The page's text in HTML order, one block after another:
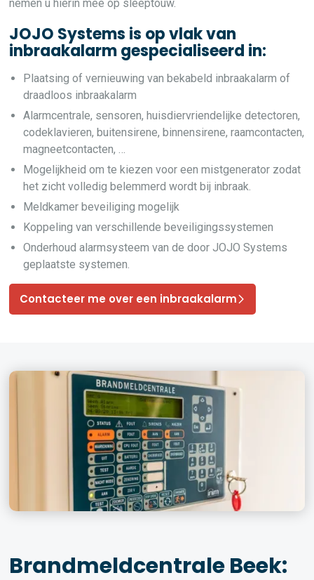
nemen u hierin mee op sleeptouw.
JOJO Systems is op vlak van
inbraakalarm gespecialiseerd in:
Plaatsing of vernieuwing van bekabeld inbraakalarm of
draadloos inbraakalarm
Alarmcentrale, sensoren, huisdiervriendelijke detectoren,
codeklavieren, buitensirene, binnensirene, raamcontacten,
magneetcontacten, …
Mogelijkheid om te kiezen voor een mistgenerator zodat
het zicht volledig belemmerd wordt bij inbraak.
Meldkamer beveiliging mogelijk
Koppeling van verschillende beveiligingssystemen
Onderhoud alarmsysteem van de door JOJO Systems
geplaatste systemen.
Contacteer me over een inbraakalarm
Brandmeldcentrale Beek: